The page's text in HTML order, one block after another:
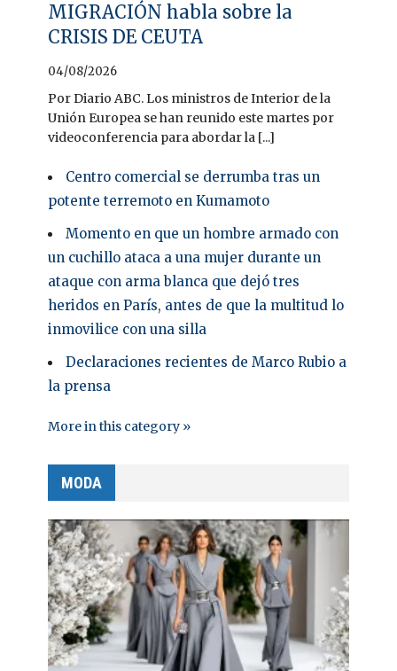
MIGRACIÓN habla sobre la
CRISIS DE CEUTA
04/08/2026
Por Diario ABC. Los ministros de Interior de la
Unión Europea se han reunido este martes por
videoconferencia para abordar la [...]
Centro comercial se derrumba tras un
potente terremoto en Kumamoto
Momento en que un hombre armado con
un cuchillo ataca a una mujer durante un
ataque con arma blanca que dejó tres
heridos en París, antes de que la multitud lo
inmovilice con una silla
Declaraciones recientes de Marco Rubio a
la prensa
More in this category »
MODA